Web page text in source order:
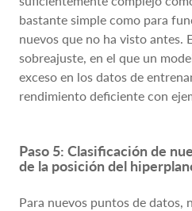
bastante simple como para
nuevos que no ha visto antes.
sobreajuste, en el que un
exceso en los datos de
rendimiento deficiente con
Paso 5: Clasificación de
de la posición del
Para nuevos puntos de datos,